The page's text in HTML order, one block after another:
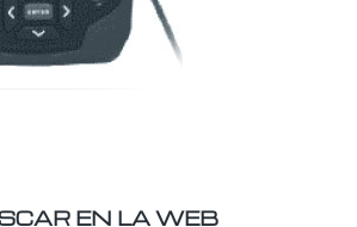
EN LA WEB